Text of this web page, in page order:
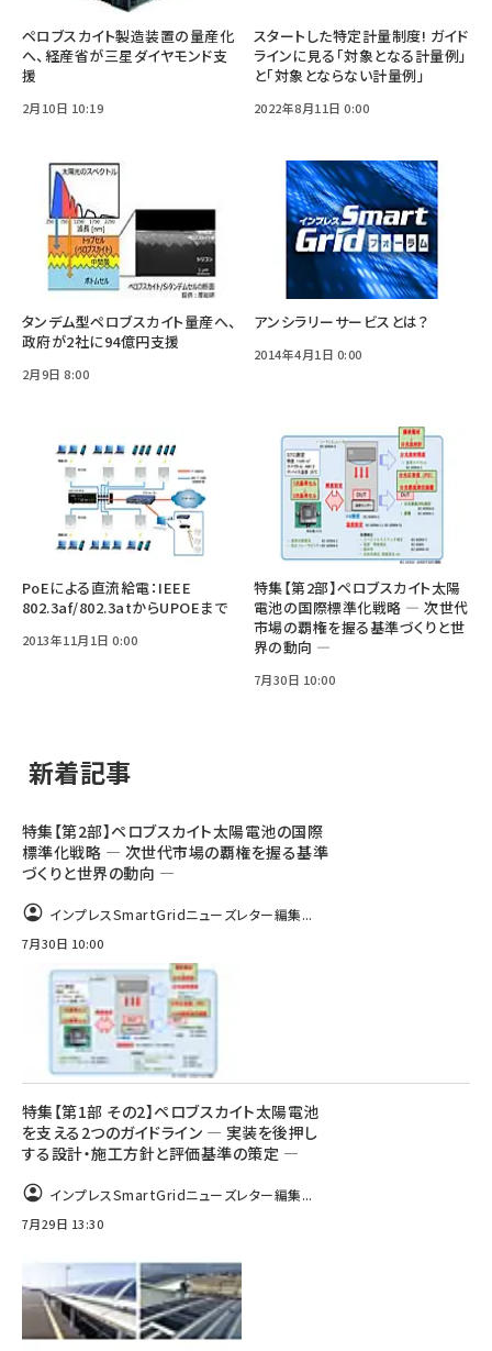
ペロブスカイト製造装置の量産化
へ、経産省が三星ダイヤモンド支
援
2月10日 10:19
スタートした特定計量制度! ガイド
ラインに見る「対象となる計量例」
と「対象とならない計量例」
2022年8月11日 0:00
タンデム型ペロブスカイト量産へ、
政府が2社に94億円支援
2月9日 8:00
アンシラリーサービスとは？
2014年4月1日 0:00
PoEによる直流給電：IEEE
802.3af/802.3atからUPOEまで
2013年11月1日 0:00
特集【第2部】ペロブスカイト太陽
電池の国際標準化戦略 ― 次世代
市場の覇権を握る基準づくりと世
界の動向 ―
7月30日 10:00
新着記事
特集【第2部】ペロブスカイト太陽電池の国際
標準化戦略 ― 次世代市場の覇権を握る基準
づくりと世界の動向 ―
インプレスSmartGridニューズレター編集...
7月30日 10:00
特集【第1部 その2】ペロブスカイト太陽電池
を支える2つのガイドライン ― 実装を後押し
する設計・施工方針と評価基準の策定 ―
インプレスSmartGridニューズレター編集...
7月29日 13:30